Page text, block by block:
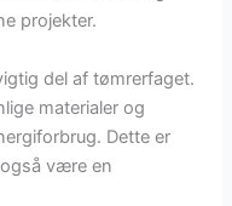
projekter.
del af tømrerfaget.
materialer og
Dette er
være en